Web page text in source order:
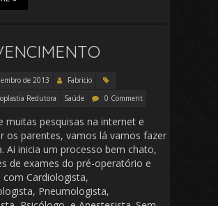
de 2013
Fabricio
Redutora
Saúde 0 Comment
muitas pesquisas na internet e
os parentes, vamos lá vamos fazer
Ai inicia um processo bem chato,
de exames do pré-operatório e
com Cardiologista,
Pneumologista,